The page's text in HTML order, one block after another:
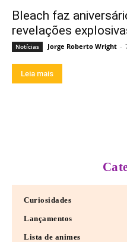
Bleach faz
revelações
Notícias Jorge Roberto Wright -
Leia mais
Curiosidades
Lançamentos
Lista de animes